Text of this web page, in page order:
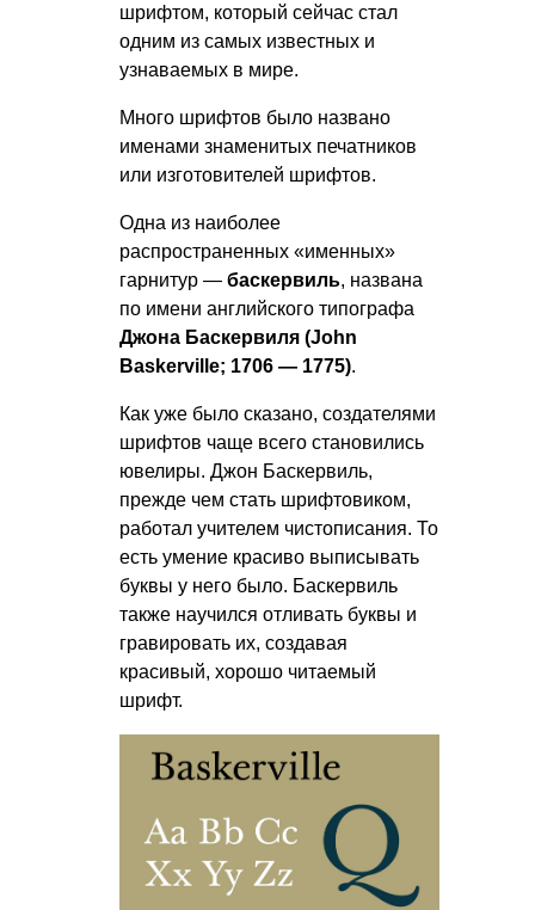
шрифтом, который сейчас стал
одним из самых известных и
узнаваемых в мире.
Много шрифтов было названо
именами знаменитых печатников
или изготовителей шрифтов.
Одна из наиболее
распространенных «именных»
гарнитур — баскервиль, названа
по имени английского типографа
Джона Баскервиля (John
Baskerville; 1706 — 1775).
Как уже было сказано, создателями
шрифтов чаще всего становились
ювелиры. Джон Баскервиль,
прежде чем стать шрифтовиком,
работал учителем чистописания. То
есть умение красиво выписывать
буквы у него было. Баскервиль
также научился отливать буквы и
гравировать их, создавая
красивый, хорошо читаемый
шрифт.